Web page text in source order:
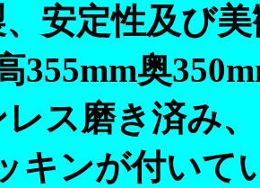
安定性及び
355mm奥
ス磨き済み
キンが付いて